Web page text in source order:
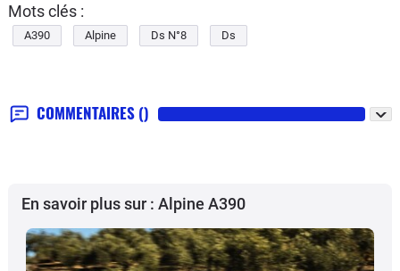
Mots clés :
A390 Alpine Ds N°8 Ds
COMMENTAIRES ()
En savoir plus sur : Alpine A390